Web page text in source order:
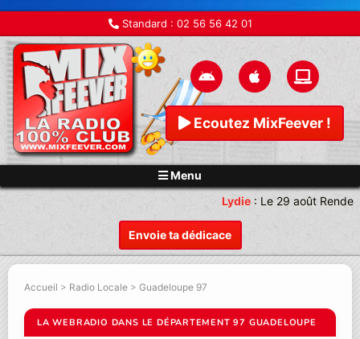
Standard : 02 56 56 42 01
Ecoutez MixFeever !
Menu
Envoie ta dédicace
Lydie: Le 29 août
Accueil > Radio Locale > Guadeloupe 97
LA WEBRADIO DANS LE DÉPARTEMENT 97 GUADELOUPE